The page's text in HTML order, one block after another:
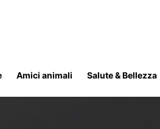
Amici animali Salute & Bellezza